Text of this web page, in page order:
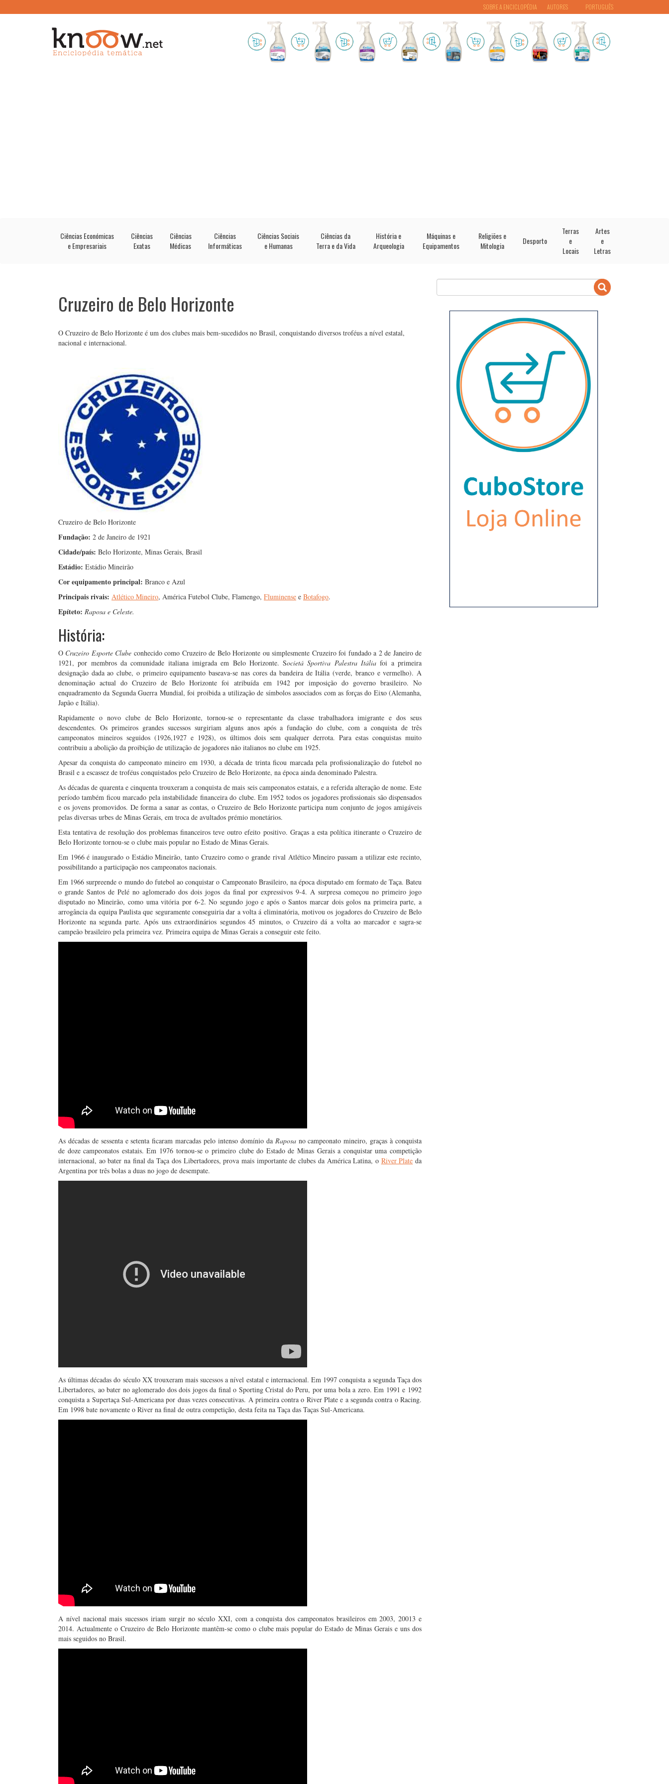
PORTUGUÊS
SOBRE A ENCICLOPÉDIA AUTORES
Ciências Económicas
e Empresariais
Ciências
Exatas
Ciências
Médicas
Ciências
Informáticas
Ciências Sociais
e Humanas
Ciências da
Terra e da Vida
História e
Arqueologia
Máquinas e
Equipamentos
Religiões e
Mitologia
Desporto
Terras
e
Locais
Artes
e
Letras
Cruzeiro de Belo Horizonte
O Cruzeiro de Belo Horizonte é um dos clubes mais bem-sucedidos no Brasil, conquistando diversos troféus a nível estatal,
nacional e internacional.
Cruzeiro de Belo Horizonte
Fundação: 2 de Janeiro de 1921
Cidade/país: Belo Horizonte, Minas Gerais, Brasil
Estádio: Estádio Mineirão
Cor equipamento principal: Branco e Azul
Principais rivais: Atlético Mineiro, América Futebol Clube, Flamengo, Fluminense e Botafogo.
Epíteto: Raposa e Celeste.
História:
O Cruzeiro Esporte Clube conhecido como Cruzeiro de Belo Horizonte ou simplesmente Cruzeiro foi fundado a 2 de Janeiro de
1921, por membros da comunidade italiana imigrada em Belo Horizonte. Societá Sportiva Palestra Itáliafoi a primeira
designação dada ao clube, o primeiro equipamento baseava-se nas cores da bandeira de Itália (verde, branco e vermelho). A
denominação actual do Cruzeiro de Belo Horizonte foi atribuída em 1942 por imposição do governo brasileiro. No
enquadramento da Segunda Guerra Mundial, foi proibida a utilização de símbolos associados com as forças do Eixo (Alemanha,
Japão e Itália).
Rapidamente o novo clube de Belo Horizonte, tornou-se o representante da classe trabalhadora imigrante e dos seus
descendentes. Os primeiros grandes sucessos surgiriam alguns anos após a fundação do clube, com a conquista de três
campeonatos mineiros seguidos (1926,1927 e 1928), os últimos dois sem qualquer derrota. Para estas conquistas muito
contribuiu a abolição da proibição de utilização de jogadores não italianos no clube em 1925.
Apesar da conquista do campeonato mineiro em 1930, a década de trinta ficou marcada pela profissionalização do futebol no
Brasil e a escassez de troféus conquistados pelo Cruzeiro de Belo Horizonte, na época ainda denominado Palestra.
As décadas de quarenta e cinquenta trouxeram a conquista de mais seis campeonatos estatais, e a referida alteração de nome. Este
período também ficou marcado pela instabilidade financeira do clube. Em 1952 todos os jogadores profissionais são dispensados
e os jovens promovidos. De forma a sanar as contas, o Cruzeiro de Belo Horizonte participa num conjunto de jogos amigáveis
pelas diversas urbes de Minas Gerais, em troca de avultados prémio monetários.
Esta tentativa de resolução dos problemas financeiros teve outro efeito positivo. Graças a esta política itinerante o Cruzeiro de
Belo Horizonte tornou-se o clube mais popular no Estado de Minas Gerais.
Em 1966 é inaugurado o Estádio Mineirão, tanto Cruzeiro como o grande rival Atlético Mineiro passam a utilizar este recinto,
possibilitando a participação nos campeonatos nacionais.
Em 1966 surpreende o mundo do futebol ao conquistar o Campeonato Brasileiro, na época disputado em formato de Taça. Bateu
o grande Santos de Pelé no aglomerado dos dois jogos da final por expressivos 9-4. A surpresa começou no primeiro jogo
disputado no Mineirão, como uma vitória por 6-2. No segundo jogo e após o Santos marcar dois golos na primeira parte, a
arrogância da equipa Paulista que seguramente conseguiria dar a volta á eliminatória, motivou os jogadores do Cruzeiro de Belo
Horizonte na segunda parte. Após uns extraordinários segundos 45 minutos, o Cruzeiro dá a volta ao marcador e sagra-se
campeão brasileiro pela primeira vez. Primeira equipa de Minas Gerais a conseguir este feito.
As décadas de sessenta e setenta ficaram marcadas pelo intenso domínio da Raposano campeonato mineiro, graças à conquista
de doze campeonatos estatais. Em 1976 tornou-se o primeiro clube do Estado de Minas Gerais a conquistar uma competição
internacional, ao bater na final da Taça dos Libertadores, prova mais importante de clubes da América Latina, o River Plate da
Argentina por três bolas a duas no jogo de desempate.
As últimas décadas do século XX trouxeram mais sucessos a nível estatal e internacional. Em 1997 conquista a segunda Taça dos
Libertadores, ao bater no aglomerado dos dois jogos da final o Sporting Cristal do Peru, por uma bola a zero. Em 1991 e 1992
conquista a Supertaça Sul-Americana por duas vezes consecutivas. A primeira contra o River Plate e a segunda contra o Racing.
Em 1998 bate novamente o River na final de outra competição, desta feita na Taça das Taças Sul-Americana.
A nível nacional mais sucessos iriam surgir no século XXI, com a conquista dos campeonatos brasileiros em 2003, 20013 e
2014. Actualmente o Cruzeiro de Belo Horizonte mantêm-se como o clube mais popular do Estado de Minas Gerais e uns dos
mais seguidos no Brasil.